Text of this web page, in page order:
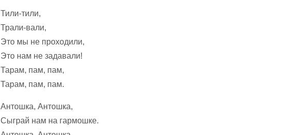
Тили-тили,
Трали-вали,
Это мы не проходили,
Это нам не задавали!
Тарам, пам, пам,
Тарам, пам, пам.
Антошка, Антошка,
Сыграй нам на гармошке.